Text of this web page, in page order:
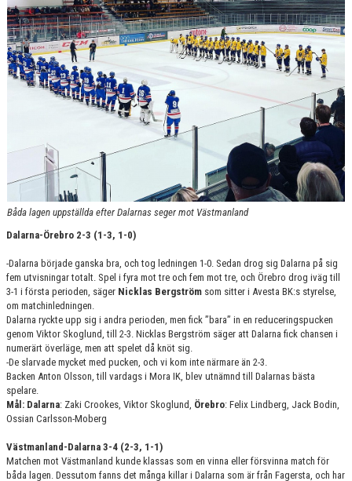
DOKUMENT
Båda lagen uppställda efter Dalarnas seger mot Västmanland
Dalarna-Örebro 2-3 (1-3, 1-0)
-Dalarna började ganska bra, och tog ledningen 1-0. Sedan drog sig Dalarna på sig
fem utvisningar totalt. Spel i fyra mot tre och fem mot tre, och Örebro drog iväg till
3-1 i första perioden, säger Nicklas Bergström som sitter i Avesta BK:s styrelse,
om matchinledningen.
Dalarna ryckte upp sig i andra perioden, men fick ”bara” in en reduceringspucken
genom Viktor Skoglund, till 2-3. Nicklas Bergström säger att Dalarna fick chansen i
numerärt överläge, men att spelet då knöt sig.
-De slarvade mycket med pucken, och vi kom inte närmare än 2-3.
Backen Anton Olsson, till vardags i Mora IK, blev utnämnd till Dalarnas bästa
spelare.
Mål: Dalarna: Zaki Crookes, Viktor Skoglund, Örebro: Felix Lindberg, Jack Bodin,
Ossian Carlsson-Moberg
Västmanland-Dalarna 3-4 (2-3, 1-1)
Matchen mot Västmanland kunde klassas som en vinna eller försvinna match för
båda lagen. Dessutom fanns det många killar i Dalarna som är från Fagersta, och har